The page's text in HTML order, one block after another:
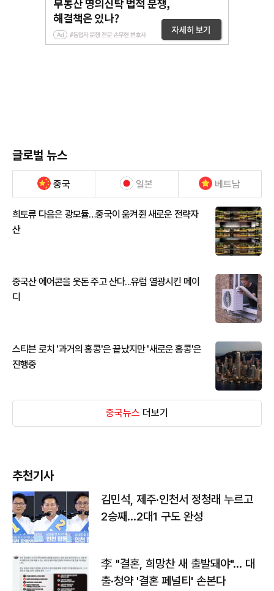
글로벌 뉴스
중국 일본 베트남
희토류 다음은 광모듈…중국이 움켜쥔 새로운 전략자
산
중국산 에어콘을 웃돈 주고 산다...유럽 열광시킨 메이
디
스티븐 로치 '과거의 홍콩'은 끝났지만 '새로운 홍콩'은
진행중
중국뉴스 더보기
추천기사
김민석, 제주·인천서 정청래 누르고
2승째…2대1 구도 완성
李 "결혼, 희망찬 새 출발돼야"… 대
출·청약 '결혼 페널티' 손본다